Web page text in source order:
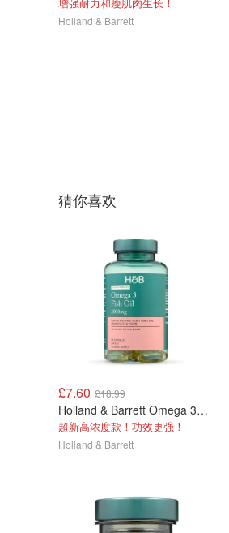
Holland & Barrett
猜你喜欢
£7.60 £18.99
Holland & Barrett Omega 3鱼油 2000mg 60粒
超新高浓度款！功效更强！
Holland & Barrett